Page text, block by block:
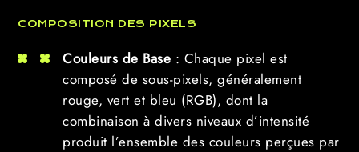
COMPOSITION DES PIXELS
Couleurs de Base : Chaque pixel est
composé de sous-pixels, généralement
rouge, vert et bleu (RGB), dont la
combinaison à divers niveaux d’intensité
produit l’ensemble des couleurs perçues par